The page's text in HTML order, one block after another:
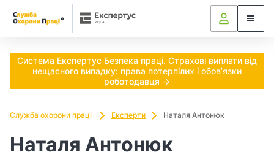
Система Експертус Безпека праці. Страхові виплати від
нещасного випадку: права потерпілих і обов’язки
роботодавця →
Служба охорони праці Експерти Наталя Антонюк
Наталя Антонюк
Ч
о
т
р